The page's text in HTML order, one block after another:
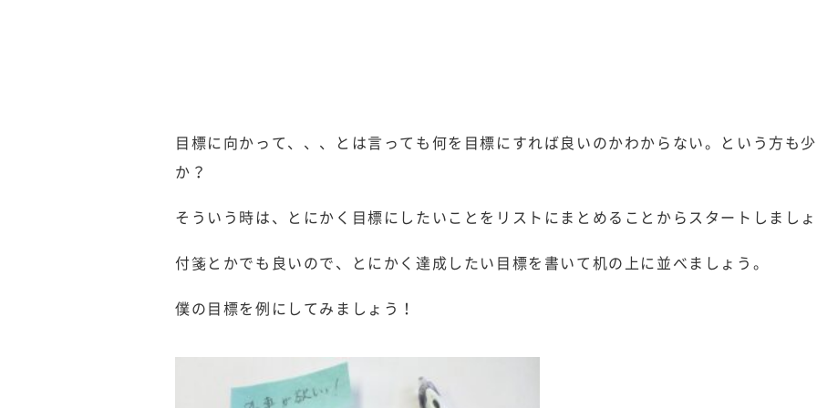
目標に向かって、、、とは言っても何を目標にすれば良いのかわからない。という方も
か？
そういう時は、とにかく目標にしたいことをリストにまとめることからスタートしましょ
付箋とかでも良いので、とにかく達成したい目標を書いて机の上に並べましょう。
僕の目標を例にしてみましょう！